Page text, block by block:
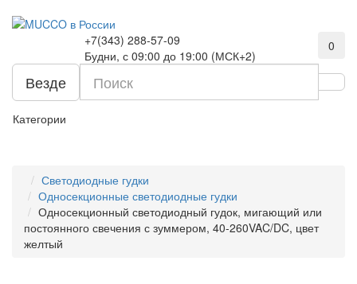
+7(343) 288-57-09
Будни, с 09:00 до 19:00 (МСК+2)
0
Везде
Категории
Светодиодные гудки
Односекционные светодиодные гудки
Односекционный светодиодный гудок, мигающий или
постоянного свечения с зуммером, 40-260VAC/DC, цвет
желтый